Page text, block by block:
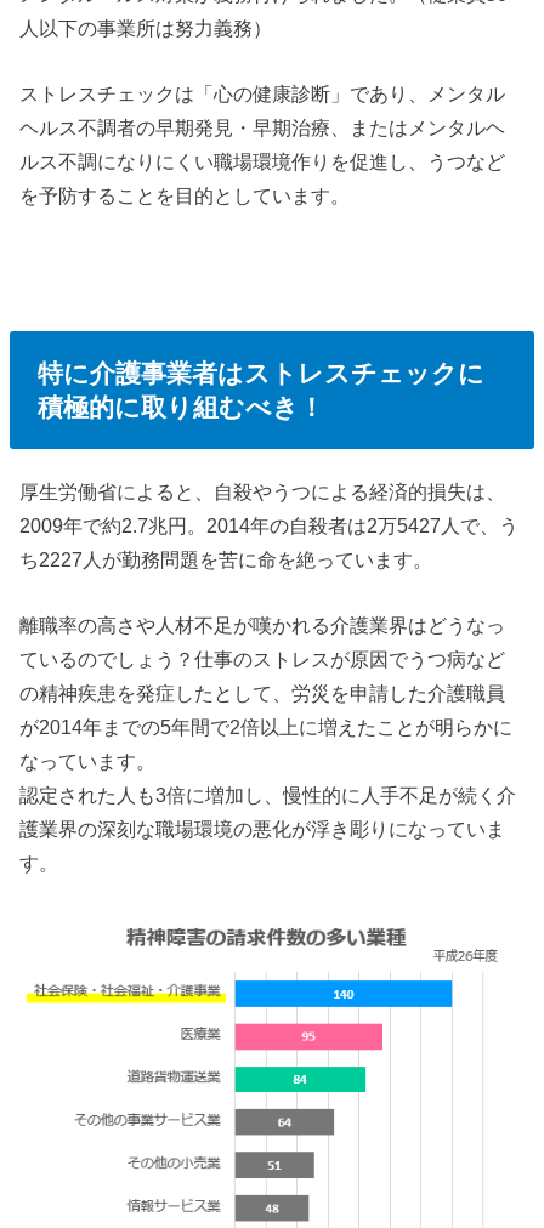
人以下の事業所は努力義務）
ストレスチェックは「心の健康診断」であり、メンタル
ヘルス不調者の早期発見・早期治療、またはメンタルヘ
ルス不調になりにくい職場環境作りを促進し、うつなど
を予防することを目的としています。
特に介護事業者はストレスチェックに
積極的に取り組むべき！
厚生労働省によると、自殺やうつによる経済的損失は、
2009年で約2.7兆円。2014年の自殺者は2万5427人で、う
ち2227人が勤務問題を苦に命を絶っています。
離職率の高さや人材不足が嘆かれる介護業界はどうなっ
ているのでしょう？仕事のストレスが原因でうつ病など
の精神疾患を発症したとして、労災を申請した介護職員
が2014年までの5年間で2倍以上に増えたことが明らかに
なっています。
認定された人も3倍に増加し、慢性的に人手不足が続く介
護業界の深刻な職場環境の悪化が浮き彫りになっていま
す。